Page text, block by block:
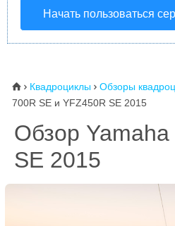
Начать пользоваться
⌂  Квадроциклы  Обзоры
700R SE и YFZ450R SE 2015
Обзор
SE 2015